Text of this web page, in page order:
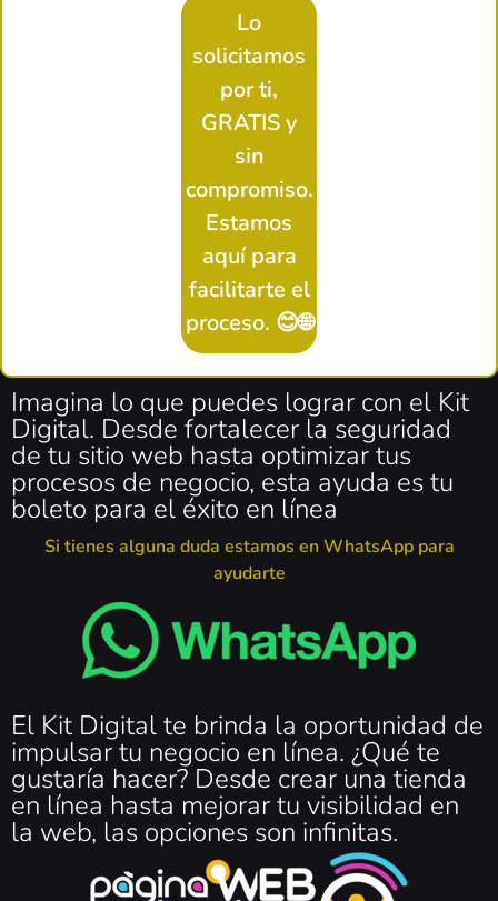
Lo
solicitamos
por ti,
GRATIS y
sin
compromiso.
Estamos
aquí para
facilitarte el
proceso. 😊🌐
Imagina lo que puedes lograr con el Kit
Digital. Desde fortalecer la seguridad
de tu sitio web hasta optimizar tus
procesos de negocio, esta ayuda es tu
boleto para el éxito en línea
Si tienes alguna duda estamos en WhatsApp para
ayudarte
El Kit Digital te brinda la oportunidad de
impulsar tu negocio en línea. ¿Qué te
gustaría hacer? Desde crear una tienda
en línea hasta mejorar tu visibilidad en
la web, las opciones son infinitas.